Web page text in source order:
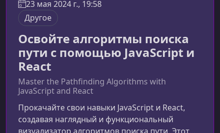
23 мая 2024 г., 19:58
Другое
Освойте алгоритмы поиска
пути с помощью JavaScript и
React
Master the Pathfinding Algorithms with
JavaScript and React
Прокачайте свои навыки JavaScript и React,
создавая наглядный и функциональный